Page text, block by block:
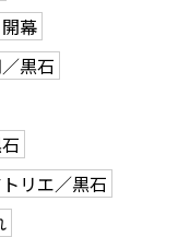
幕
黒石
リエ／黒石